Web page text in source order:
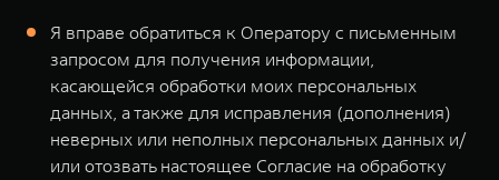
Я вправе обратиться к Оператору с письменным
запросом для получения информации,
касающейся обработки моих персональных
данных, а также для исправления (дополнения)
неверных или неполных персональных данных и/
или отозвать настоящее Согласие на обработку